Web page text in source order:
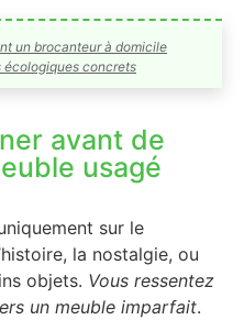
un brocanteur à domicile
écologiques concrets
avant de
usagé
sur le
la nostalgie, ou
objets. Vous ressentez
un meuble imparfait.